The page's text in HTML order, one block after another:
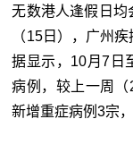
无数港人逢假日均
（15日），广州
据显示，10月7日
病例，较上一周（
新增重症病例3宗